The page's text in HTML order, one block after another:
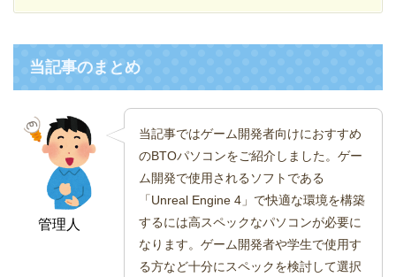
当記事のまとめ
管理人
当記事ではゲーム開発者向けにおすすめ
のBTOパソコンをご紹介しました。ゲー
ム開発で使用されるソフトである
「Unreal Engine 4」で快適な環境を構築
するには高スペックなパソコンが必要に
なります。ゲーム開発者や学生で使用す
る方など十分にスペックを検討して選択